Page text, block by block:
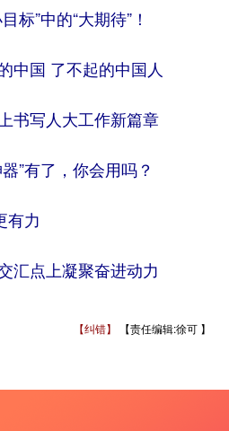
标”中的“大期待”！
中国 了不起的中国人
书写人大工作新篇章
”有了，你会用吗？
有力
汇点上凝聚奋进动力
【纠错】 【责任编辑:徐可 】